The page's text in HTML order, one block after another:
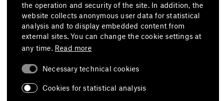
Visit also
the operation and security of the site. In addition, the
website collects anonymous user data for statistical
analysis and to display embedded content from
external sites. You can change the cookie settings at
any time. Read more
Necessary technical cookies
Cookies for statistical analysis